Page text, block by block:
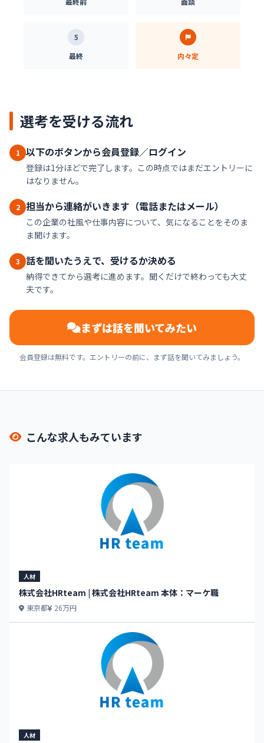
5
最終
内々定
選考を受ける流れ
1 以下のボタンから会員登録／ログイン
登録は1分ほどで完了します。この時点ではまだエントリーに
はなりません。
2 担当から連絡がいきます（電話またはメール）
この企業の社風や仕事内容について、気になることをそのま
ま聞けます。
3 話を聞いたうえで、受けるか決める
納得できてから選考に進めます。聞くだけで終わっても大丈
夫です。
まずは話を聞いてみたい
会員登録は無料です。エントリーの前に、まず話を聞いてみましょう。
こんな求人もみています
人材
株式会社HRteam | 株式会社HRteam 本体：マーケ職
東京都 26万円
人材